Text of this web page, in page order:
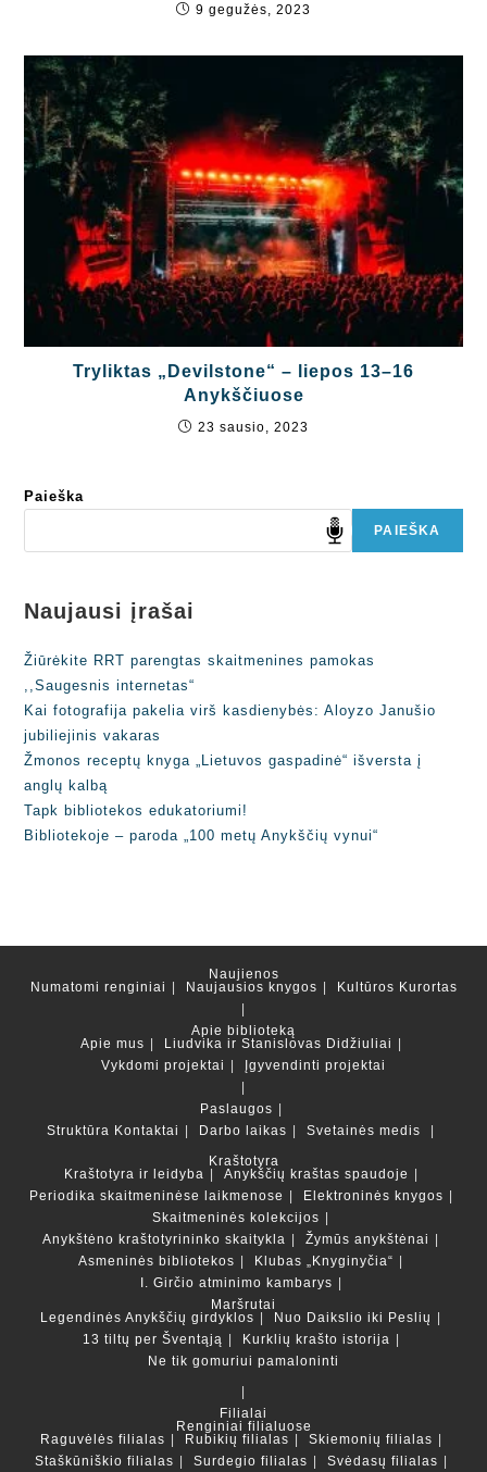
9 gegužės, 2023
Tryliktas „Devilstone“ – liepos 13–16
Anykščiuose
23 sausio, 2023
Paieška
PAIEŠKA
Naujausi įrašai
Žiūrėkite RRT parengtas skaitmenines pamokas
,,Saugesnis internetas“
Kai fotografija pakelia virš kasdienybės: Aloyzo Janušio
jubiliejinis vakaras
Žmonos receptų knyga „Lietuvos gaspadinė“ išversta į
anglų kalbą
Tapk bibliotekos edukatoriumi!
Bibliotekoje – paroda „100 metų Anykščių vynui“
Naujienos
Numatomi renginiai
Naujausios knygos Kultūros Kurortas
Apie biblioteką
Apie mus
Liudvika ir Stanislovas Didžiuliai
Vykdomi projektai
Įgyvendinti projektai
Paslaugos
Struktūra Kontaktai Darbo laikas
Svetainės medis
Kraštotyra
Kraštotyra ir leidyba
Anykščių kraštas spaudoje
Periodika skaitmeninėse laikmenose
Elektroninės knygos
Skaitmeninės kolekcijos
Anykštėno kraštotyrininko skaitykla
Žymūs anykštėnai
Asmeninės bibliotekos
Klubas „Knyginyčia“
I. Girčio atminimo kambarys
Maršrutai
Legendinės Anykščių girdyklos
Nuo Daikslio iki Peslių
13 tiltų per Šventąją
Kurklių krašto istorija
Ne tik gomuriui pamaloninti
Filialai
Renginiai filialuose
Raguvėlės filialas
Rubikių filialas
Skiemonių filialas
Staškūniškio filialas
Surdegio filialas Svėdasų filialas